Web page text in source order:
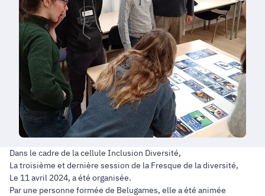
Dans le cadre de la cellule Inclusion Diversité,
La troisième et dernière session de la Fresque de la diversité,
Le 11 avril 2024, a été organisée.
Par une personne formée de Belugames, elle a été animée